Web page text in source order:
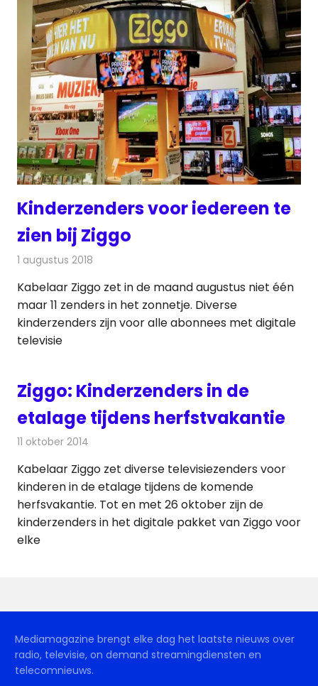
Kinderzenders voor iedereen te
zien bij Ziggo
1 augustus 2018
Kabelaar Ziggo zet in de maand augustus niet één
maar 11 zenders in het zonnetje. Diverse
kinderzenders zijn voor alle abonnees met digitale
televisie
Ziggo: Kinderzenders in de
etalage tijdens herfstvakantie
11 oktober 2014
Kabelaar Ziggo zet diverse televisiezenders voor
kinderen in de etalage tijdens de komende
herfsvakantie. Tot en met 26 oktober zijn de
kinderzenders in het digitale pakket van Ziggo voor
elke
Mediamagazine brengt elke dag het laatste nieuws over
radio, televisie, on demand streamingdiensten en
telecomnieuws.